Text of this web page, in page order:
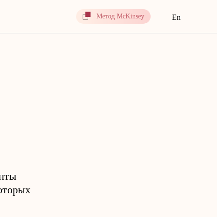
Метод McKinsey En